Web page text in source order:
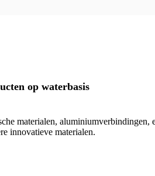
op waterbasis
materialen, aluminiumverbindingen,
innovatieve materialen.